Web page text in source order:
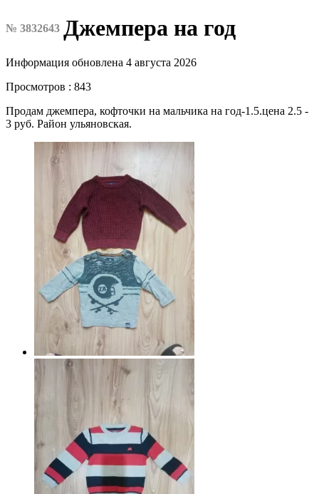
№ 3832643 Джемпера на год
Информация обновлена 4 августа 2026
Просмотров : 843
Продам джемпера, кофточки на мальчика на год-1.5.цена 2.5 -
3 руб. Район ульяновская.